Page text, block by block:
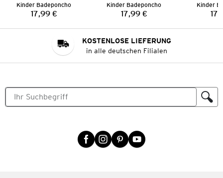
Kinder Badeponcho
Preis:
17,99 €
Kinder Badeponcho
Preis:
17,99 €
Kinder
KOSTENLOSE LIEFERUNG
in alle deutschen Filialen